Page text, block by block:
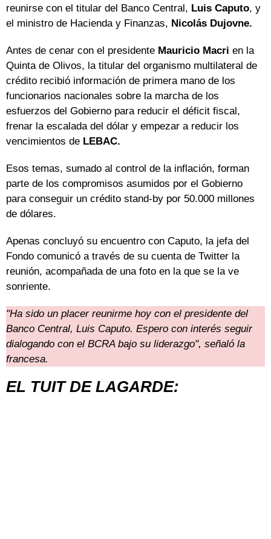
reunirse con el titular del Banco Central, Luis Caputo, y
el ministro de Hacienda y Finanzas, Nicolás Dujovne.
Antes de cenar con el presidente Mauricio Macri en la
Quinta de Olivos, la titular del organismo multilateral de
crédito recibió información de primera mano de los
funcionarios nacionales sobre la marcha de los
esfuerzos del Gobierno para reducir el déficit fiscal,
frenar la escalada del dólar y empezar a reducir los
vencimientos de LEBAC.
Esos temas, sumado al control de la inflación, forman
parte de los compromisos asumidos por el Gobierno
para conseguir un crédito stand-by por 50.000 millones
de dólares.
Apenas concluyó su encuentro con Caputo, la jefa del
Fondo comunicó a través de su cuenta de Twitter la
reunión, acompañada de una foto en la que se la ve
sonriente.
"Ha sido un placer reunirme hoy con el presidente del
Banco Central, Luis Caputo. Espero con interés seguir
dialogando con el BCRA bajo su liderazgo", señaló la
francesa.
EL TUIT DE LAGARDE: